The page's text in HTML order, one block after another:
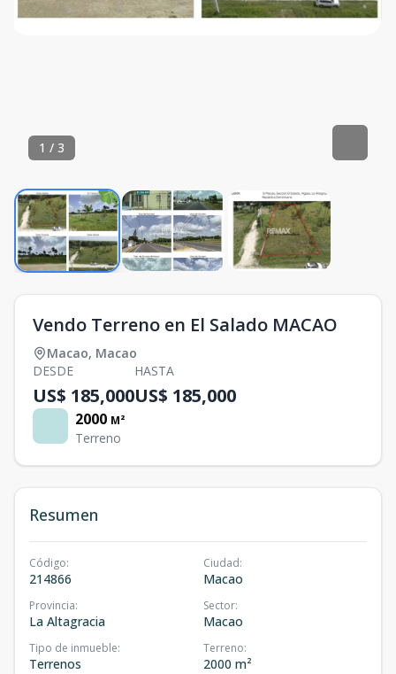
1 / 3
Vendo Terreno en El Salado MACAO
Macao, Macao
DESDE
US$ 185,000
HASTA
US$ 185,000
2000 M²
Terreno
Resumen
Código:
214866
Ciudad:
Macao
Provincia:
La Altagracia
Sector:
Macao
Tipo de inmueble:
Terrenos
Terreno:
2000 m²